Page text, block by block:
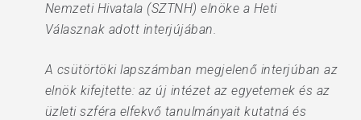
Nemzeti Hivatala (SZTNH) elnöke a Heti
Válasznak adott interjújában.
A csütörtöki lapszámban megjelenő interjúban az
elnök kifejtette: az új intézet az egyetemek és az
üzleti szféra elfekvő tanulmányait kutatná és